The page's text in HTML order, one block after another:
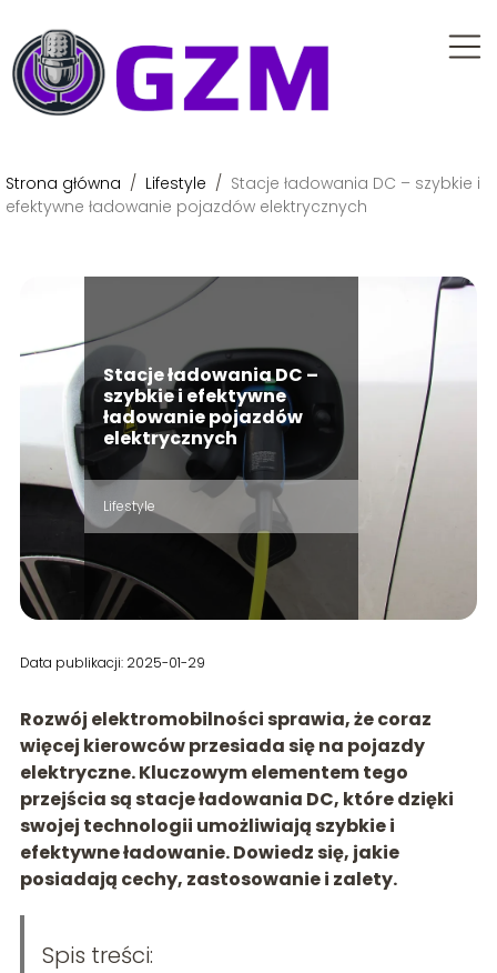
Strona główna / Lifestyle / Stacje ładowania DC – szybkie i
efektywne ładowanie pojazdów elektrycznych
Stacje ładowania DC –
szybkie i efektywne
ładowanie pojazdów
elektrycznych
Lifestyle
Data publikacji: 2025-01-29
Rozwój elektromobilności sprawia, że coraz
więcej kierowców przesiada się na pojazdy
elektryczne. Kluczowym elementem tego
przejścia są stacje ładowania DC, które dzięki
swojej technologii umożliwiają szybkie i
efektywne ładowanie. Dowiedz się, jakie
posiadają cechy, zastosowanie i zalety.
Spis treści: